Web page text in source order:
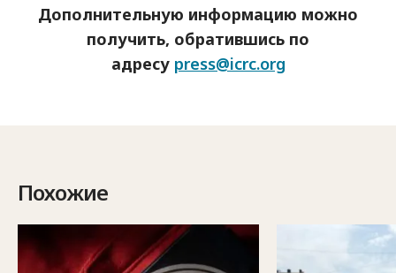
Дополнительную информацию можно
получить, обратившись по
адресу press@icrc.org
Похожие